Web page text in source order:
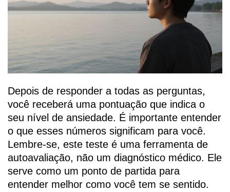
Depois de responder a todas as perguntas,
você receberá uma pontuação que indica o
seu nível de ansiedade. É importante entender
o que esses números significam para você.
Lembre-se, este teste é uma ferramenta de
autoavaliação, não um diagnóstico médico. Ele
serve como um ponto de partida para
entender melhor como você tem se sentido.